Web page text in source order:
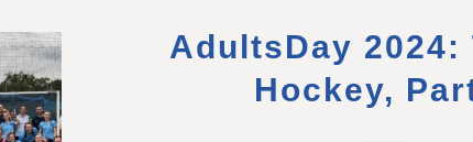
AdultsDay 2024:
Hockey,